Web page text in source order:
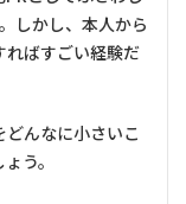
しかし、本人から
ればすごい経験だ
んなに小さいこ
う。